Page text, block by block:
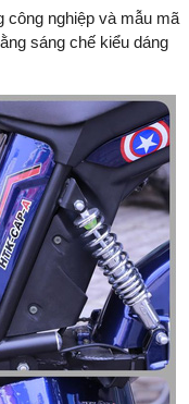
công nghiệp và mẫu mã
sáng chế kiểu dáng